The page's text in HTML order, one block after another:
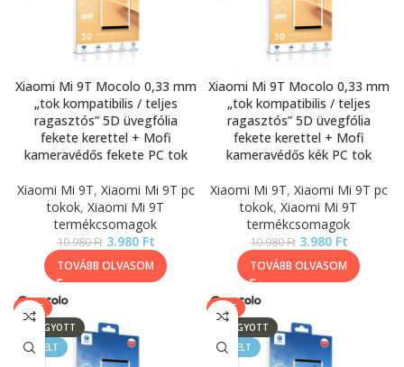
Xiaomi Mi 9T Mocolo 0,33 mm
„tok kompatibilis / teljes
ragasztós” 5D üvegfólia
fekete kerettel + Mofi
kameravédős fekete PC tok
Xiaomi Mi 9T, Xiaomi Mi 9T pc
tokok, Xiaomi Mi 9T
termékcsomagok
10.980Ft 3.980 Ft
TOVÁBB OLVASOM
Xiaomi Mi 9T Mocolo 0,33 mm
„tok kompatibilis / teljes
ragasztós” 5D üvegfólia
fekete kerettel + Mofi
kameravédős kék PC tok
Xiaomi Mi 9T, Xiaomi Mi 9T pc
tokok, Xiaomi Mi 9T
termékcsomagok
10.980Ft 3.980 Ft
TOVÁBB OLVASOM
SALE
ELFOGYOTT
KIEMELT
SALE
ELFOGYOTT
KIEMELT